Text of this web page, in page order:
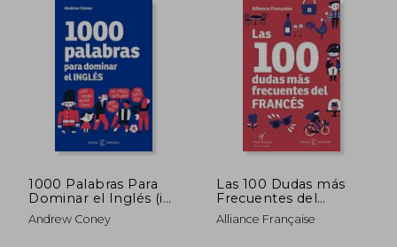
1000 Palabras Para
Dominar el Inglés (in
Spanish)
Andrew Coney
Las 100 Dudas más
Frecuentes del
Francés (in Spanish)
Alliance Française